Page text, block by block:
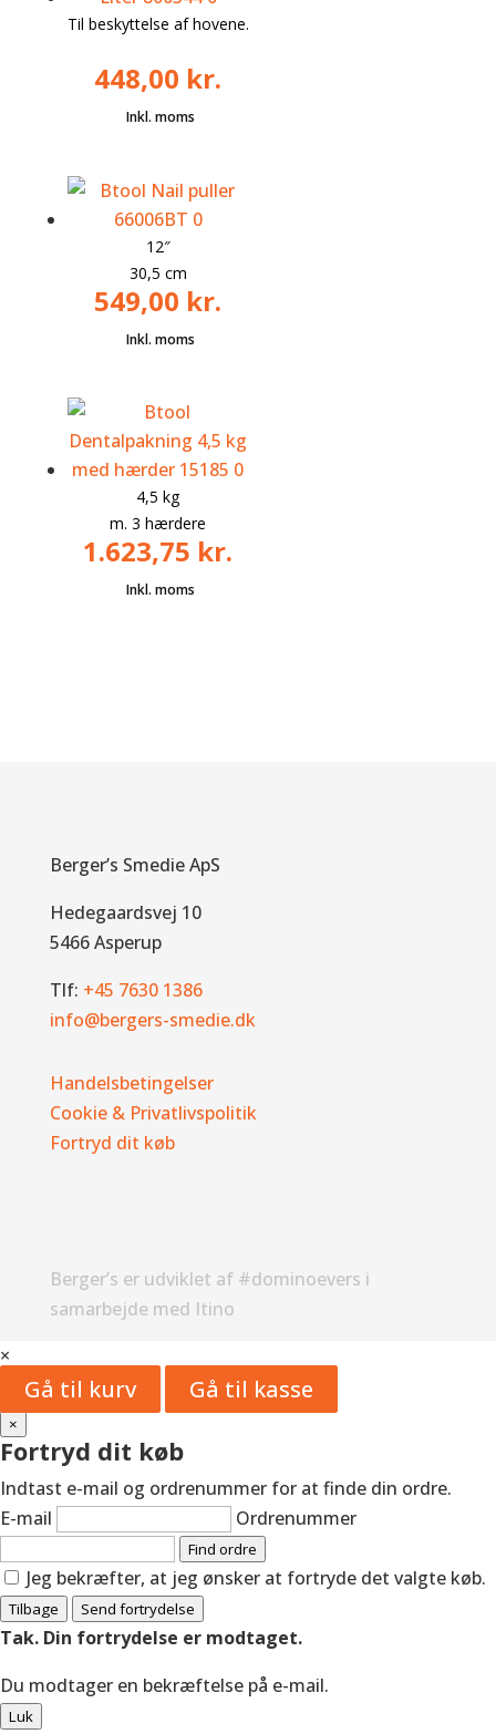
Til beskyttelse af hovene.
448,00 kr.
12″
30,5 cm
549,00 kr.
4,5 kg
m. 3 hærdere
1.623,75 kr.
Berger’s Smedie ApS
Hedegaardsvej 10
5466 Asperup
Tlf: +45 7630 1386
info@bergers-smedie.dk
Handelsbetingelser
Cookie & Privatlivspolitik
Fortryd dit køb
Berger’s er udviklet af #dominoevers i
samarbejde med Itino
×
Gå til kurv Gå til kasse
×
Fortryd dit køb
Indtast e-mail og ordrenummer for at finde din ordre.
E-mail
Ordrenummer
Find ordre
Jeg bekræfter, at jeg ønsker at fortryde det valgte køb.
Tilbage Send fortrydelse
Tak. Din fortrydelse er modtaget.
Du modtager en bekræftelse på e-mail.
Luk